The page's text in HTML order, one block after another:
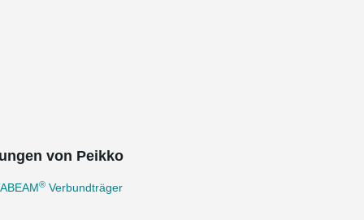
von Peikko
® Verbundträger